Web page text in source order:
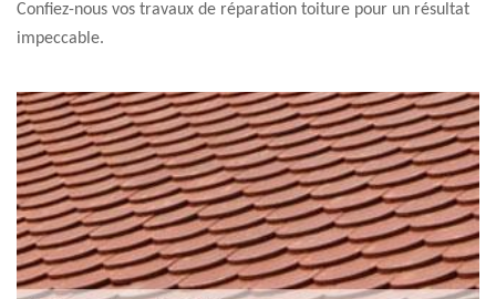
Confiez-nous vos travaux de réparation toiture pour un résultat
impeccable.